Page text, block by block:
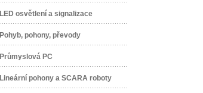
LED osvětlení a signalizace
Pohyb, pohony, převody
Průmyslová PC
Lineární pohony a SCARA roboty